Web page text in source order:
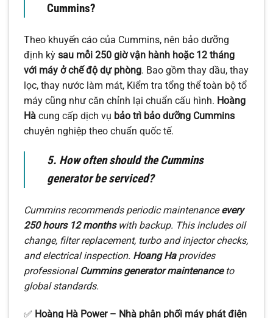
Cummins?
Theo khuyến cáo của Cummins, nên bảo dưỡng
định kỳ sau mỗi 250 giờ vận hành hoặc 12 tháng
với máy ở chế độ dự phòng. Bao gồm thay dầu, thay
lọc, thay nước làm mát, Kiểm tra tổng thể toàn bộ tổ
máy cũng như căn chỉnh lại chuẩn cấu hình. Hoàng
Hà cung cấp dịch vụ bảo trì bảo dưỡng Cummins
chuyên nghiệp theo chuẩn quốc tế.
5. How often should the Cummins
generator be serviced?
Cummins recommends periodic maintenanceevery
250 hours 12 monthswith backup. This includes oil
change, filter replacement, turbo and injector checks,
and electrical inspection. Hoang Haprovides
professional Cummins generator maintenanceto
global standards.
✅ Hoàng Hà Power – Nhà phân phối máy phát điện